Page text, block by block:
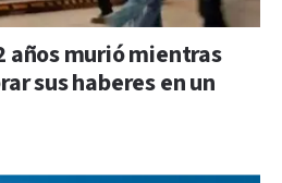
años murió mientras
sus haberes en un